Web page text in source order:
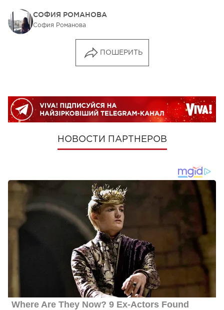
СОФИЯ РОМАНОВА
София Романова
ПОШЕРИТЬ
НОВОСТИ ПАРТНЕРОВ